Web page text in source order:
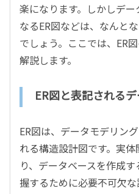
楽になります。しかしデ
なるER図などは、なんと
でしょう。ここでは、ER
解説します。
ER図と表記される
ER図は、データモデリン
れる構造設計図です。実
り、データベースを作成
握するために必要不可欠な